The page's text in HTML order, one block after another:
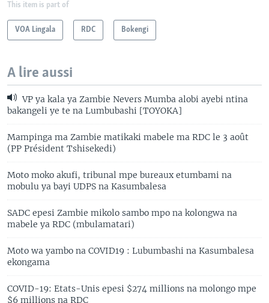
This item is part of
VOA Lingala RDC Bokengi
A lire aussi
VP ya kala ya Zambie Nevers Mumba alobi ayebi ntina
bakangeli ye te na Lumbubashi [TOYOKA]
Mampinga ma Zambie matikaki mabele ma RDC le 3 août
(PP Président Tshisekedi)
Moto moko akufi, tribunal mpe bureaux etumbami na
mobulu ya bayi UDPS na Kasumbalesa
SADC epesi Zambie mikolo sambo mpo na kolongwa na
mabele ya RDC (mbulamatari)
Moto wa yambo na COVID19 : Lubumbashi na Kasumbalesa
ekongama
COVID-19: Etats-Unis epesi $274 millions na molongo mpe
$6 millions na RDC